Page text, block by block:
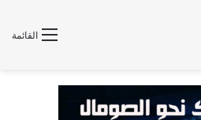
القائمة